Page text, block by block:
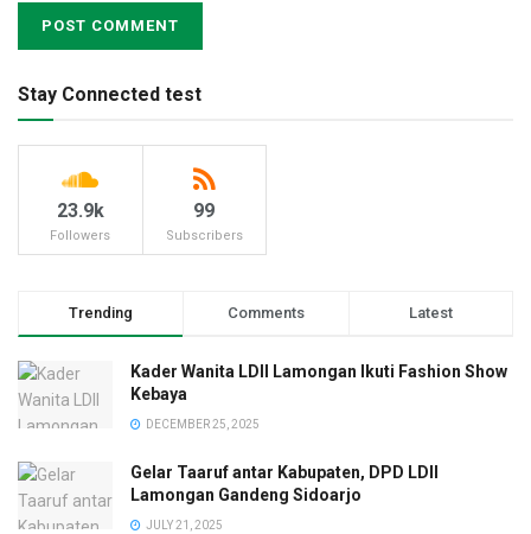
Stay Connected test
23.9k
Followers
99
Subscribers
Trending Comments Latest
Kader Wanita LDII Lamongan Ikuti Fashion Show
Kebaya
DECEMBER 25, 2025
Gelar Taaruf antar Kabupaten, DPD LDII
Lamongan Gandeng Sidoarjo
JULY 21, 2025